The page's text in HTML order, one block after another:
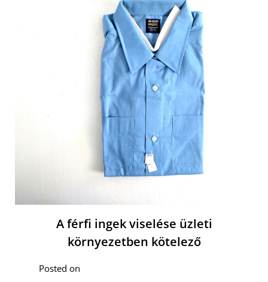
A férfi ingek viselése üzleti
környezetben kötelező
Posted on